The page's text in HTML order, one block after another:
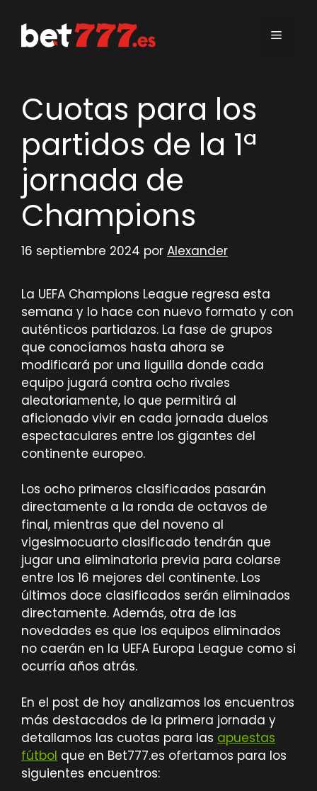
contenido
Menú
Cuotas para los
partidos de la 1ª
jornada de
Champions
16 septiembre 2024 por Alexander
La UEFA Champions League regresa esta
semana y lo hace con nuevo formato y con
auténticos partidazos. La fase de grupos
que conocíamos hasta ahora se
modificará por una liguilla donde cada
equipo jugará contra ocho rivales
aleatoriamente, lo que permitirá al
aficionado vivir en cada jornada duelos
espectaculares entre los gigantes del
continente europeo.
Los ocho primeros clasificados pasarán
directamente a la ronda de octavos de
final, mientras que del noveno al
vigesimocuarto clasificado tendrán que
jugar una eliminatoria previa para colarse
entre los 16 mejores del continente. Los
últimos doce clasificados serán eliminados
directamente. Además, otra de las
novedades es que los equipos eliminados
no caerán en la UEFA Europa League como si
ocurría años atrás.
En el post de hoy analizamos los encuentros
más destacados de la primera jornada y
detallamos las cuotas para las apuestas
fútbol que en Bet777.es ofertamos para los
siguientes encuentros: